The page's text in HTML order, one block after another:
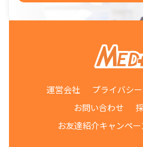
運営会社 プライバシ
お問い合わせ
お友達紹介キャンペー